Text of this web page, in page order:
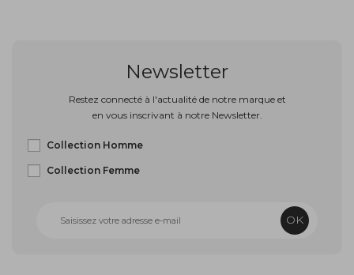
Newsletter
Restez connecté à l'actualité de notre marque et
en vous inscrivant à notre Newsletter.
Collection Homme
Collection Femme
OK